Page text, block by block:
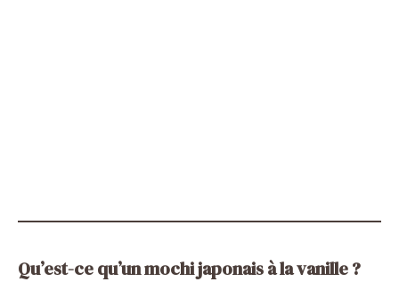
Qu’est-ce qu’un mochi japonais à la vanille ?